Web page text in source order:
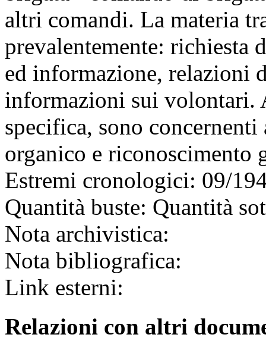
altri comandi. La materia
prevalentemente: richiesta
ed informazione, relazioni
informazioni sui volontari.
specifica, sono
organico e riconoscimento
Estremi cronologici: 09/
Quantità buste: Quantità
Nota archivistica:
Nota bibliografica:
Link esterni:
Relazioni con altri